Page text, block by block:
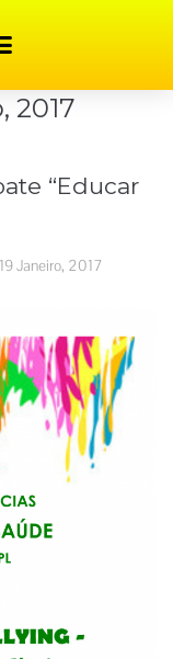
2017
“Educar
19 Janeiro, 2017